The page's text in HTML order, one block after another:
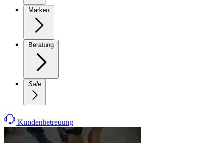
Marken
Beratung
Sale
Kundenbetreuung